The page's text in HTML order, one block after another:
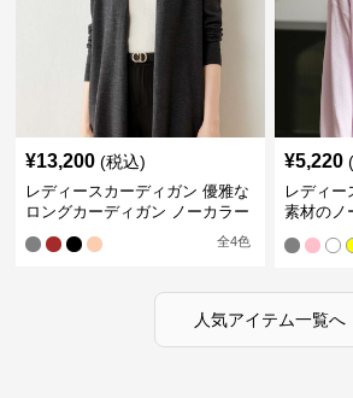
¥13,200 (税込)
レディースカーディガン 優雅な
ロングカーディガン ノーカラー
全4色
¥5,220
レディー
素材のノ
人気アイテム一覧へ